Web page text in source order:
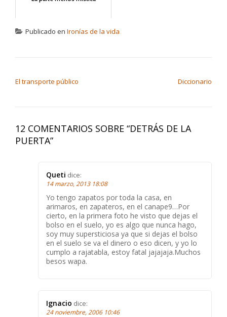
Publicado en Ironías de la vida
El transporte público Diccionario
12 COMENTARIOS SOBRE “DETRÁS DE LA
PUERTA”
Queti dice:
14 marzo, 2013 18:08
Yo tengo zapatos por toda la casa, en
arimaros, en zapateros, en el canape9…Por
cierto, en la primera foto he visto que dejas el
bolso en el suelo, yo es algo que nunca hago,
soy muy supersticiosa ya que si dejas el bolso
en el suelo se va el dinero o eso dicen, y yo lo
cumplo a rajatabla, estoy fatal jajajaja.Muchos
besos wapa.
Ignacio dice:
24 noviembre, 2006 10:46